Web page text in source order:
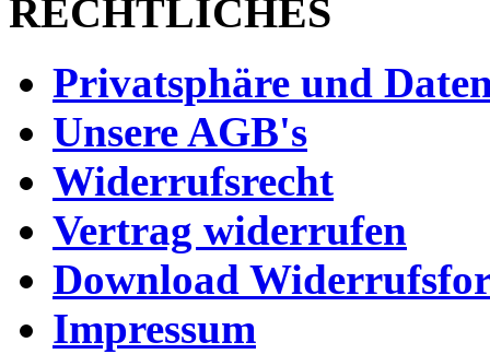
RECHTLICHES
Privatsphäre und
Unsere AGB's
Widerrufsrecht
Vertrag widerrufen
Download
Impressum